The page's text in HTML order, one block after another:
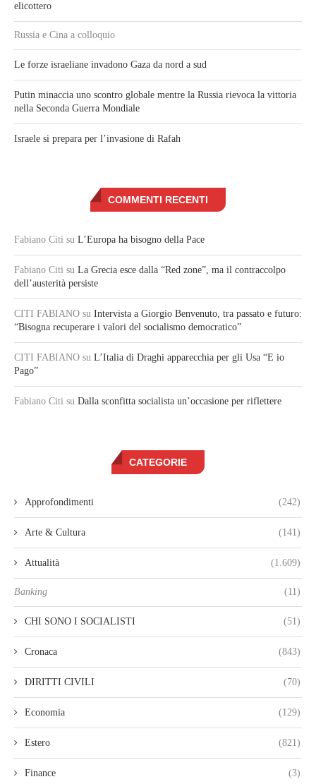
elicottero
Russia e Cina a colloquio
Le forze israeliane invadono Gaza da nord a sud
Putin minaccia uno scontro globale mentre la Russia rievoca la vittoria
nella Seconda Guerra Mondiale
Israele si prepara per l’invasione di Rafah
COMMENTI RECENTI
Fabiano Citi su L’Europa ha bisogno della Pace
Fabiano Citi su La Grecia esce dalla “Red zone”, ma il contraccolpo
dell’austerità persiste
CITI FABIANO su Intervista a Giorgio Benvenuto, tra passato e futuro:
“Bisogna recuperare i valori del socialismo democratico”
CITI FABIANO su L’Italia di Draghi apparecchia per gli Usa “E io
Pago”
Fabiano Citi su Dalla sconfitta socialista un’occasione per riflettere
CATEGORIE
Approfondimenti (242)
Arte & Cultura (141)
Attualità (1.609)
Banking (11)
CHI SONO I SOCIALISTI (51)
Cronaca (843)
DIRITTI CIVILI (70)
Economia (129)
Estero (821)
Finance (3)